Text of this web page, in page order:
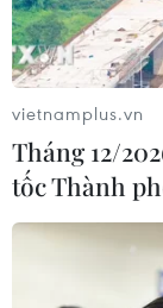
vietnamplus.vn
Tháng 12/
tốc Thành